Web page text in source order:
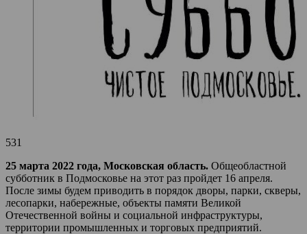
531
25 марта 2022 года, Московская область. Общеобластной
субботник в Подмосковье на этот раз пройдет 16 апреля.
После зимы будем приводить в порядок дворы, парки, скверы,
лесопарки, набережные, объекты памяти Великой
Отечественной войны и социальной инфраструктуры,
территории промышленных и торговых предприятий.